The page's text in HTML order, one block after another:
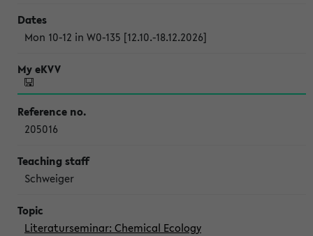
Mon 10-12 in W0-135 [12.10.-18.12.2026]
205016
Schweiger
Literaturseminar: Chemical Ecology